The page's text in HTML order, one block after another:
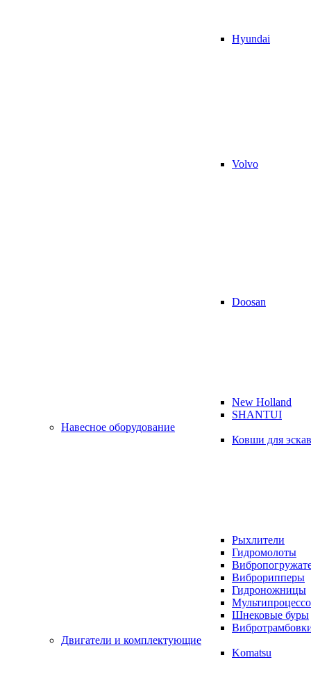
Hyundai
Volvo
Doosan
New Holland
SHANTUI
Навесное оборудование
Ковши для
Рыхлители
Гидромолоты
Виброрипперы
Гидроножницы
Шнековые буры
Двигатели и комплектующие
Komatsu